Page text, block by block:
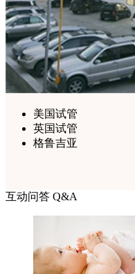
美国试管
英国试管
格鲁吉亚
互动问答 Q&A